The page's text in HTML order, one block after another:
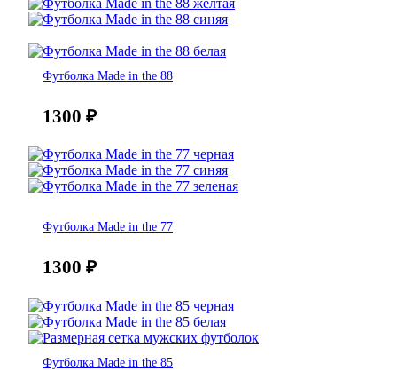
Футболка Made in the 88
1300 ₽
Футболка Made in the 77
1300 ₽
Футболка Made in the 85